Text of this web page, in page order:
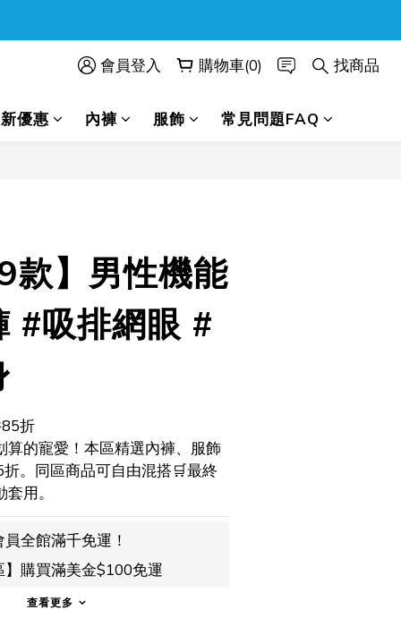
會員登入 購物車(0) 找商品
優惠 內褲 服飾 常見問題FAQ
款】男性機能
#吸排網眼 #
折
算的寵愛！本區精選內褲、服飾
。同區商品可自由混搭🛒最終
用。
全館滿千免運！
購買滿美金$100免運
查看更多